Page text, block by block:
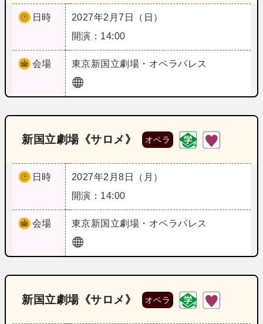
日時
2027年2月7日（日）
開演：14:00
会場 東京新国立劇場・オペラパレス
新国立劇場《サロメ》 オペラ
日時
2027年2月8日（月）
開演：14:00
会場 東京新国立劇場・オペラパレス
新国立劇場《サロメ》 オペラ